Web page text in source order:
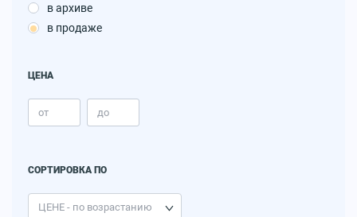
в архиве
в продаже
ЦЕНА
СОРТИРОВКА ПО